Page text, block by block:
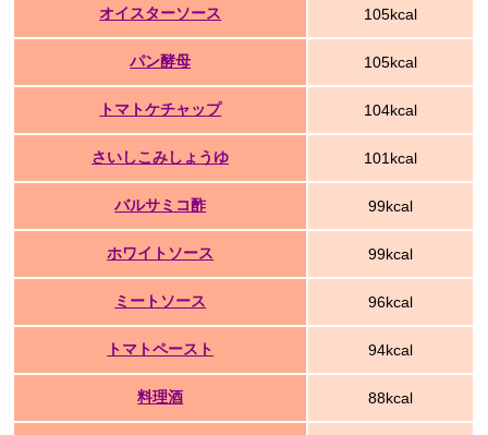
オイスターソース 105kcal
パン酵母 105kcal
トマトケチャップ 104kcal
さいしこみしょうゆ 101kcal
バルサミコ酢 99kcal
ホワイトソース 99kcal
ミートソース 96kcal
トマトペースト 94kcal
料理酒 88kcal